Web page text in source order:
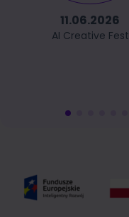
11.06.2026
AI Creative Fest